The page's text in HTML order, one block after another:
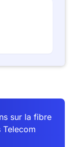
sur la fibre
Telecom